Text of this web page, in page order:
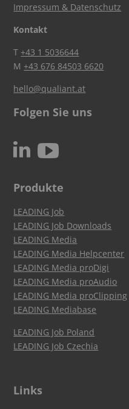
Impressum & Datenschutz
Kontakt
T+43 1 5036644
M+43 676 84503 6620
hello@qualiant.at
Folgen Sie uns
N c
Produkte
LEADING Job
LEADING Job Downloads
LEADING Media
LEADING Media Helpcenter
LEADING Media proDigi
LEADING Media proAudio
LEADING Media proClipping
LEADING Mediabase
LEADING Job Poland
LEADING Job Czechia
Links